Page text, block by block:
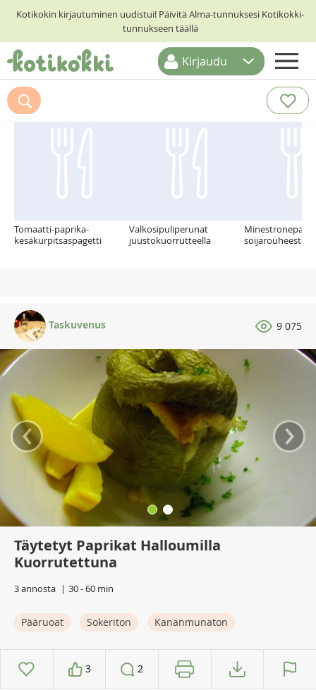
Kotikokin kirjautuminen uudistui! Päivitä Alma-tunnuksesi Kotikokki-
tunnukseen täällä
ETUSIVU
RESEPTIHAKU
Kirjaudu
Suosittelemme myös
Tomaatti-paprika-
kesäkurpitsaspagetti
Valkosipuliperunat
juustokuorrutteella
Minestronepata
soijarouheesta.
Taskuvenus 9 075
‹ ›
Täytetyt Paprikat Halloumilla
Kuorrutettuna
3 annosta 30 - 60 min
Pääruoat Sokeriton Kananmunaton
3 2